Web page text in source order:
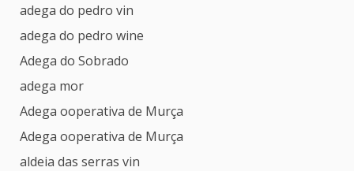
adega do pedro vin
adega do pedro wine
Adega do Sobrado
adega mor
Adega ooperativa de Murça
Adega ooperativa de Murça
aldeia das serras vin